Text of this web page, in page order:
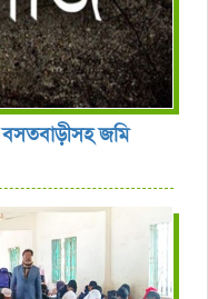
বসতবাড়ীসহ জমি